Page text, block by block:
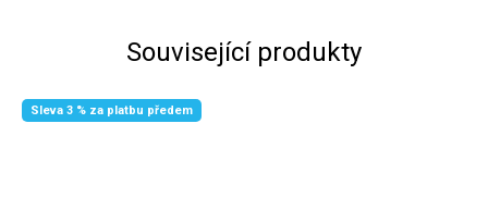
Související produkty
Sleva 3 % za platbu předem